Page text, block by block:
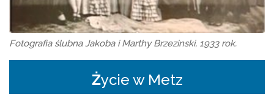
Fotografia ślubna Jakoba i Marthy Brzezinski, 1933 rok.
Życie w Metz